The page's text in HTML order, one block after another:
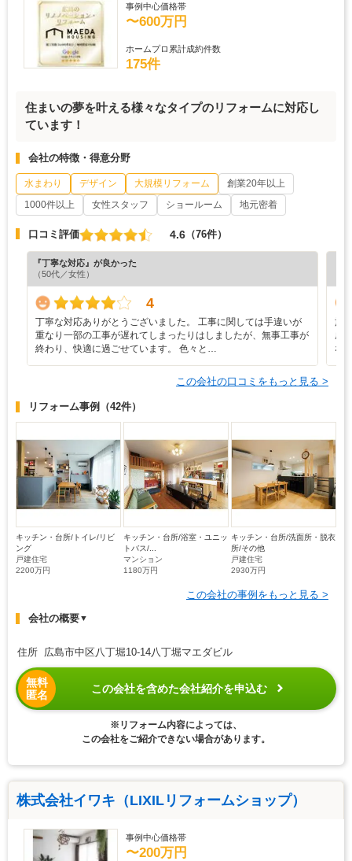
事例中心価格帯
〜600万円
ホームプロ累計成約件数
175件
住まいの夢を叶える様々なタイプのリフォームに対応し
ています！
会社の特徴・得意分野
水まわり デザイン 大規模リフォーム
創業20年以上
1000件以上
女性スタッフ ショールーム 地元密着
口コミ評価 4.6 （76件）
『丁寧な対応』が良かった
（50代／女性）
4
丁寧な対応ありがとうございました。 工事に関しては手違いが
重なり一部の工事が遅れてしまったりはしましたが、無事工事が
終わり、快適に過ごせています。 色々と…
施
成
な
この会社の口コミをもっと見る >
リフォーム事例 （42件）
キッチン・台所/トイレ/リビ
ング
戸建住宅
2200万円
キッチン・台所/浴室・ユニッ
トバス/...
マンション
1180万円
キッチン・台所/洗面所・脱衣
所/その他
戸建住宅
2930万円
この会社の事例をもっと見る >
会社の概要▼
住所 広島市中区八丁堀10-14八丁堀マエダビル
無料
匿名
この会社を含めた会社紹介を申込む
※リフォーム内容によっては、
この会社をご紹介できない場合があります。
株式会社イワキ（LIXILリフォームショップ）
事例中心価格帯
〜200万円